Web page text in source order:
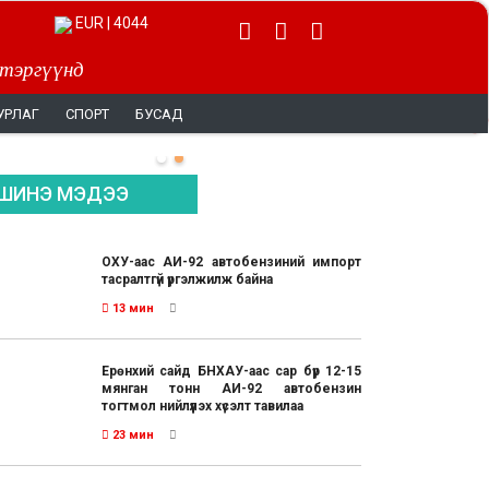
EUR | 4044
СПОРТ БУСАД
МЭДЭЭ
ОХУ-аас АИ-92 автобензиний импорт
тасралтгүй үргэлжилж байна
13 мин
Ерөнхий сайд БНХАУ-аас сар бүр 12-15
мянган тонн АИ-92 автобензин
тогтмол нийлүүлэх хүсэлт тавилаа
23 мин